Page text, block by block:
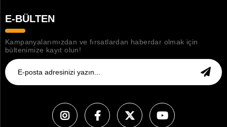
E-BÜLTEN
Kampanyalarımızdan ve fırsatlardan haberdar olmak için
bültenimize kayıt olun!